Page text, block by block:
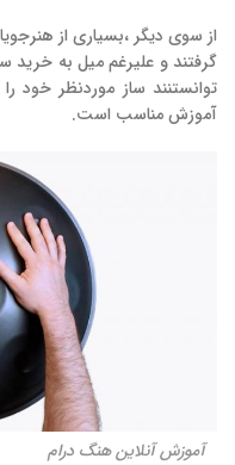
از سوی دیگر ،بسیاری از
گرفتند و علیرغم میل به خرید
توانستنند ساز موردنظر
آموزش مناسب است.
آموزش آنلاین هنگ درام